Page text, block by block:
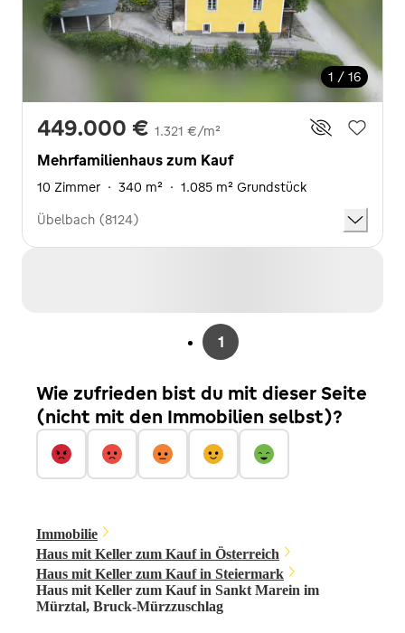
1 / 16
449.000 € 1.321 €/m²
Mehrfamilienhaus zum Kauf
10 Zimmer · 340 m² · 1.085 m² Grundstück
Übelbach (8124)
1
Wie zufrieden bist du mit dieser Seite
(nicht mit den Immobilien selbst)?
Immobilie
Haus mit Keller zum Kauf in Österreich
Haus mit Keller zum Kauf in Steiermark
Haus mit Keller zum Kauf in Sankt Marein im
Mürztal, Bruck-Mürzzuschlag